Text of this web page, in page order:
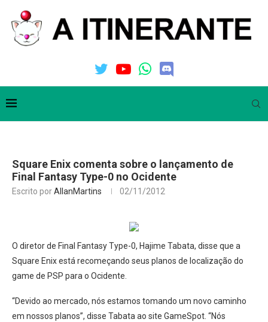
Square Enix comenta sobre o lançamento de
Final Fantasy Type-0 no Ocidente
Escrito porAllanMartins 02/11/2012
O diretor de Final Fantasy Type-0, Hajime Tabata, disse que a
Square Enix está recomeçando seus planos de localização do
game de PSP para o Ocidente.
“Devido ao mercado, nós estamos tomando um novo caminho
em nossos planos”, disse Tabata ao site GameSpot. “Nós